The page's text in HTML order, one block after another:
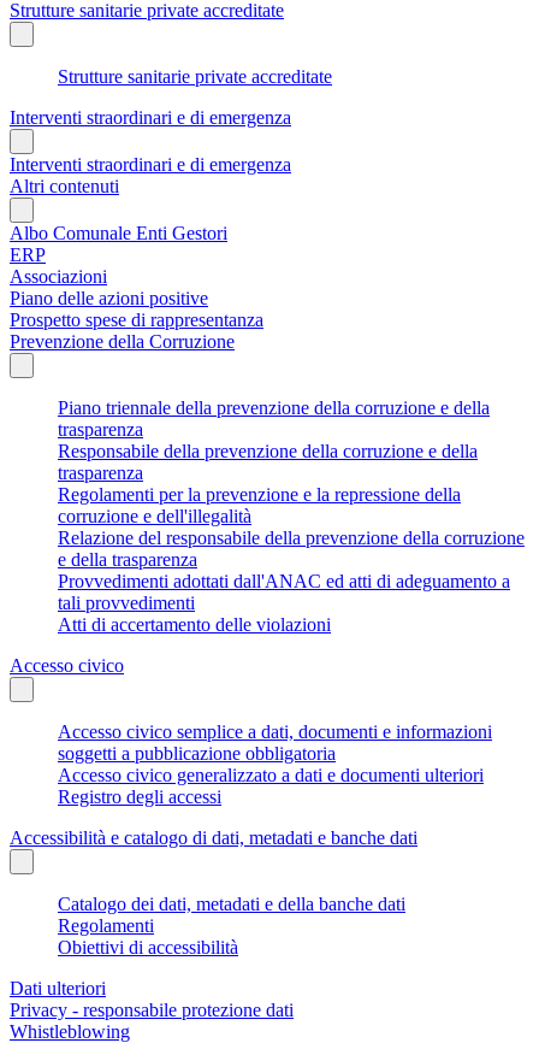
Strutture sanitarie private accreditate
Strutture sanitarie private accreditate
Interventi straordinari e di emergenza
Interventi straordinari e di emergenza
Altri contenuti
Albo Comunale Enti Gestori
ERP
Associazioni
Piano delle azioni positive
Prospetto spese di rappresentanza
Prevenzione della Corruzione
Piano triennale della prevenzione della corruzione e della
trasparenza
Responsabile della prevenzione della corruzione e della
trasparenza
Regolamenti per la prevenzione e la repressione della
corruzione e dell'illegalità
Relazione del responsabile della prevenzione della corruzione
e della trasparenza
Provvedimenti adottati dall'ANAC ed atti di adeguamento a
tali provvedimenti
Atti di accertamento delle violazioni
Accesso civico
Accesso civico semplice a dati, documenti e informazioni
soggetti a pubblicazione obbligatoria
Accesso civico generalizzato a dati e documenti ulteriori
Registro degli accessi
Accessibilità e catalogo di dati, metadati e banche dati
Catalogo dei dati, metadati e della banche dati
Regolamenti
Obiettivi di accessibilità
Dati ulteriori
Privacy - responsabile protezione dati
Whistleblowing